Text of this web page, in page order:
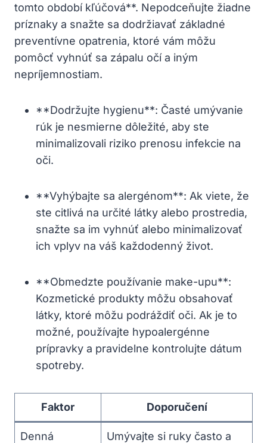
tomto období kľúčová**. ​Nepodceňujte žiadne
príznaky a snažte sa dodržiavať základné
preventívne opatrenia, ⁢ktoré vám môžu ​
pomôcť ​vyhnúť sa zápalu očí a ‌iným
nepríjemnostiam.
**Dodržujte hygienu**: Časté umývanie
‍rúk je ⁤nesmierne dôležité, aby ste⁤
minimalizovali ‍riziko prenosu infekcie⁣ na⁤
oči.
**Vyhýbajte sa alergénom**: Ak viete, že
ste citlivá na určité látky alebo⁤ prostredia,
snažte ⁢sa ‍im vyhnúť alebo minimalizovať
ich vplyv na váš každodenný život.
**Obmedzte⁣ používanie make-upu**:
Kozmetické produkty môžu obsahovať‌
látky, ktoré‍ môžu podráždiť oči. Ak je to
možné, používajte hypoalergénne
prípravky a⁢ pravidelne⁤ kontrolujte‌ dátum‍
spotreby.
Faktor Doporučení
Denná
Umývajte si ruky často a⁣